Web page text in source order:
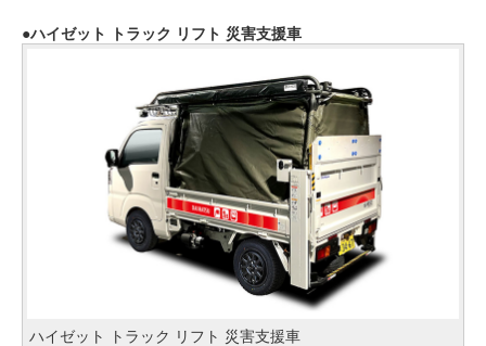
ハイゼット トラック リフト 災害支援車
ハイゼット トラック リフト 災害支援車